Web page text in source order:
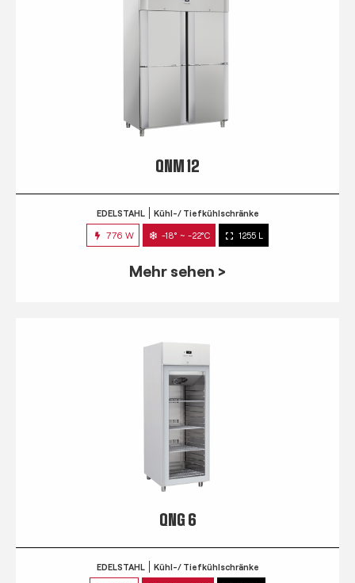
QNM 12
EDELSTAHL Kühl-/ Tiefkühlschränke
776 W -18° ~ -22°C 1255 L
Mehr sehen >
QNG 6
EDELSTAHL Kühl-/ Tiefkühlschränke